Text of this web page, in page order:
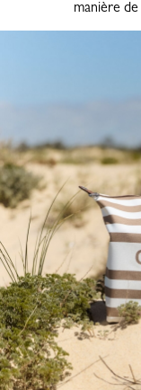
manière